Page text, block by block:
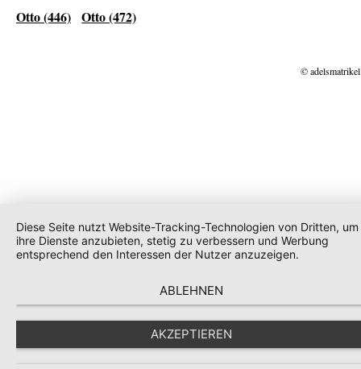
Otto (446) Otto (472)
©
Diese Seite nutzt Website-Tracking-Technologien von Dritten, um
ihre Dienste anzubieten, stetig zu verbessern und Werbung
entsprechend den Interessen der Nutzer anzuzeigen.
ABLEHNEN
AKZEPTIEREN